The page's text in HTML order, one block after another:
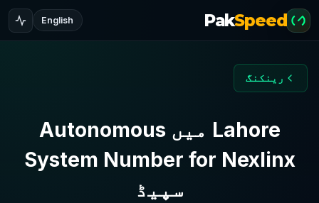
PakSpeed
English
رینکنگ
Lahore میں Autonomous
System Number for Nexlinx
سپیڈ